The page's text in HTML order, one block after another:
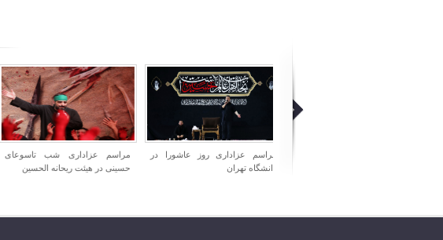
مراسم عزاداری شب تاسوعای
حسینی در هیئت ریحانه الحسین
مراسم شام غریبان حسینی در
میدان امام حسین (ع) تهران